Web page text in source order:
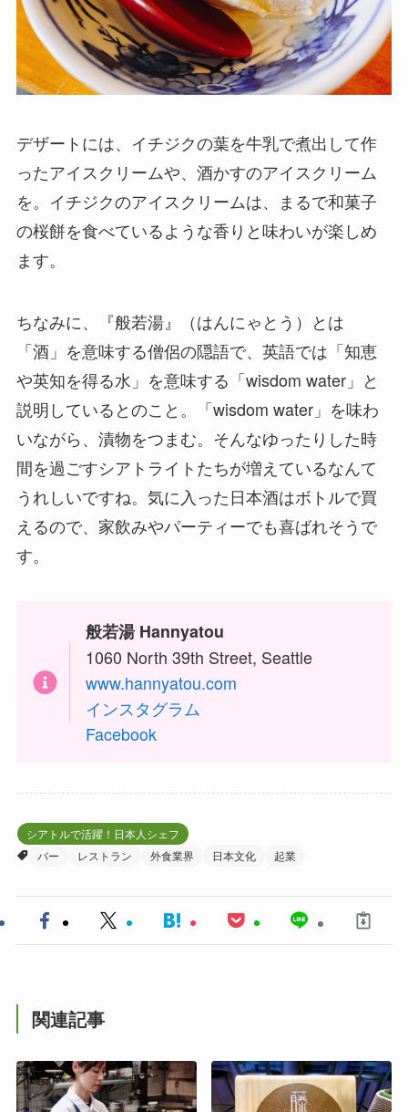
デザートには、イチジクの葉を牛乳で煮出して作
ったアイスクリームや、酒かすのアイスクリーム
を。イチジクのアイスクリームは、まるで和菓子
の桜餅を食べているような香りと味わいが楽しめ
ます。
ちなみに、『般若湯』（はんにゃとう）とは
「酒」を意味する僧侶の隠語で、英語では「知恵
や英知を得る水」を意味する「wisdom water」と
説明しているとのこと。「wisdom water」を味わ
いながら、漬物をつまむ。そんなゆったりした時
間を過ごすシアトライトたちが増えているなんて
うれしいですね。気に入った日本酒はボトルで買
えるので、家飲みやパーティーでも喜ばれそうで
す。
般若湯 Hannyatou
1060 North 39th Street, Seattle
www.hannyatou.com
インスタグラム
Facebook
シアトルで活躍！日本人シェフ
バー
レストラン 外食業界 日本文化 起業
関連記事